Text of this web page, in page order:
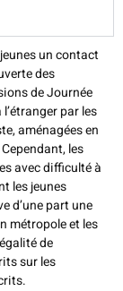
un contact
des
de Journée
par les
aménagées en
les
avec difficulté à
les jeunes
d’une part une
métropole et les
de
sur les